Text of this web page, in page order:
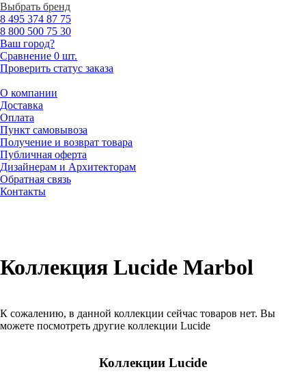
Выбрать бренд
8 495 374 87 75
8 800 500 75 30
Ваш город?
Сравнение 0 шт.
Проверить статус заказа
О компании
Доставка
Оплата
Пункт самовывоза
Получение и возврат товара
Публичная оферта
Дизайнерам и Архитекторам
Обратная связь
Контакты
Коллекция Lucide Marbol
К сожалению, в данной коллекции сейчас товаров нет. Вы
можете посмотреть другие коллекции Lucide
Коллекции Lucide